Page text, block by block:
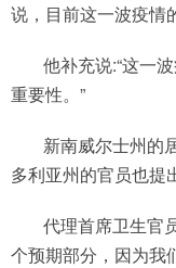
说，目前这一波疫情
他补充说:“这一
重要性。”
新南威尔士州的
多利亚州的官员也提
代理首席卫生官
个预期部分，因为我